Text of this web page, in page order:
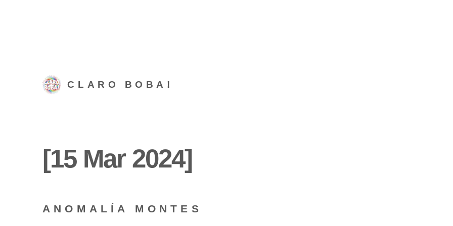
CLARO BOBA!
[15 Mar 2024]
ANOMALÍA MONTES